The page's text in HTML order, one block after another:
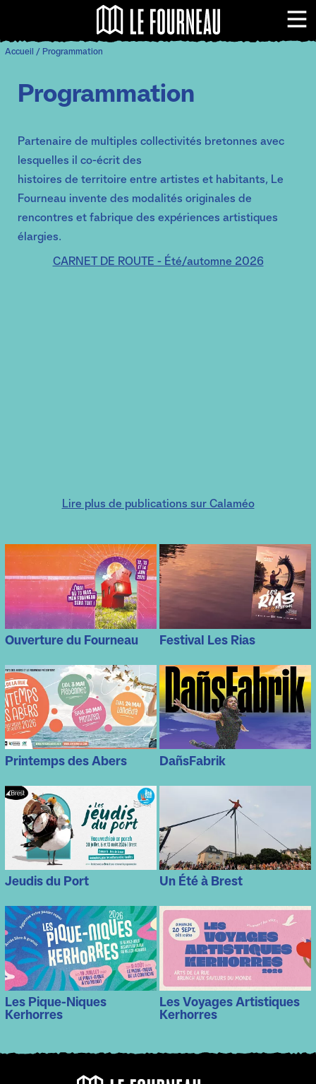
Panneau de gestion des cookies
Le Fourneau -
Accueil / Programmation
Programmation
Partenaire de multiples collectivités bretonnes avec
lesquelles il co-écrit des
histoires de territoire entre artistes et habitants, Le
Fourneau invente des modalités originales de
rencontres et fabrique des expériences artistiques
élargies.
CARNET DE ROUTE - Été/automne 2026
Lire plus de publications sur Calaméo
Ouverture du Fourneau Festival Les Rias
Printemps des Abers DañsFabrik
Jeudis du Port Un Été à Brest
Les Pique-Niques
Kerhorres
Les Voyages Artistiques
Kerhorres